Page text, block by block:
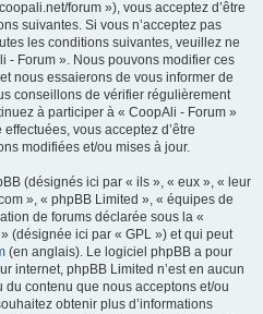
forum »), vous acceptez d’être
suivantes. Si vous n’acceptez pas
les conditions suivantes, veuillez ne
- Forum ». Nous pouvons modifier ces
nous essaierons de vous informer de
conseillons de vérifier régulièrement
à participer à « CoopAli - Forum »
vous acceptez d’être
modifiées et/ou mises à jour.
(désignés ici par « ils », « eux », « leur
», « phpBB Limited », « équipes de
de forums déclarée sous la «
» (désignée ici par « GPL ») et qui peut
(en anglais). Le logiciel phpBB a pour
internet, phpBB Limited n’est en aucun
contenu que nous acceptons et/ou
obtenir plus d’informations